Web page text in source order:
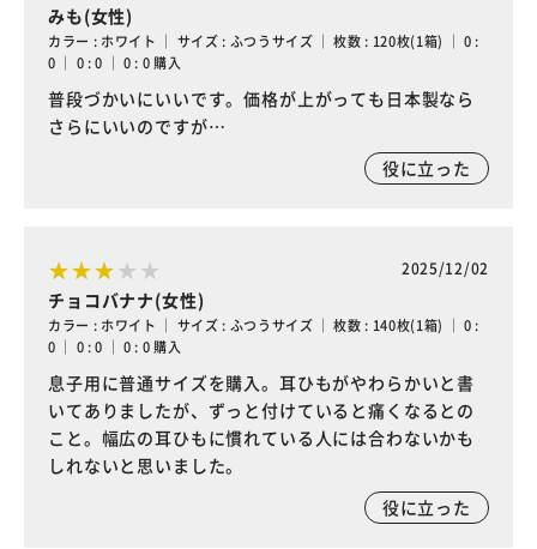
みも(女性)
カラー : ホワイト ｜ サイズ : ふつうサイズ ｜ 枚数 : 120枚(1箱) ｜ 0 :
0 ｜ 0 : 0 ｜ 0 : 0 購入
普段づかいにいいです。価格が上がっても日本製なら
さらにいいのですが…
役に立った
2025/12/02
チョコバナナ(女性)
カラー : ホワイト ｜ サイズ : ふつうサイズ ｜ 枚数 : 140枚(1箱) ｜ 0 :
0 ｜ 0 : 0 ｜ 0 : 0 購入
息子用に普通サイズを購入。耳ひもがやわらかいと書
いてありましたが、ずっと付けていると痛くなるとの
こと。幅広の耳ひもに慣れている人には合わないかも
しれないと思いました。
役に立った